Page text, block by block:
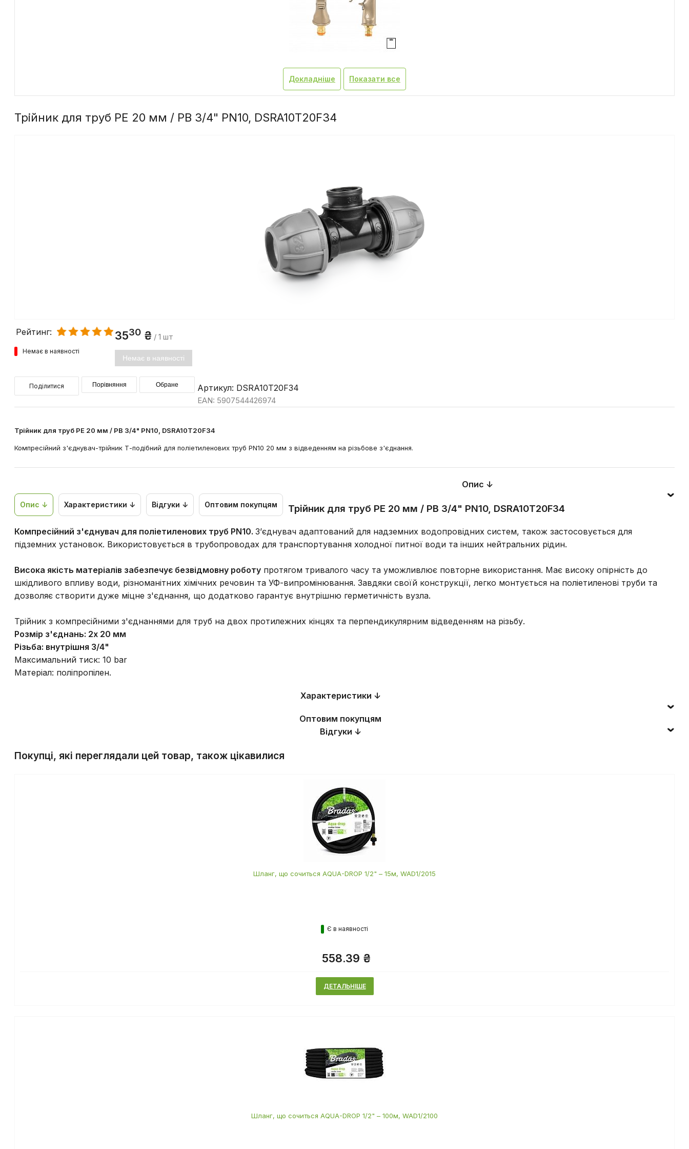
Докладніше Показати все
Трійник для труб PE 20 мм / РВ 3/4" PN10, DSRA10T20F34
Рейтинг:
Немає в наявності
3530 ₴ / 1 шт
Немає в наявності
Поділитися Порівняння Обране Артикул: DSRA10T20F34
EAN: 5907544426974
Трійник для труб PE 20 мм / РВ 3/4" PN10, DSRA10T20F34
Компресійний з'єднувач-трійник Т-подібний для поліетиленових труб PN10 20 мм з відведенням на різьбове з'єднання.
Опис ↓ Характеристики ↓ Відгуки ↓ Оптовим покупцям
Опис ↓
Трійник для труб PE 20 мм / РВ 3/4" PN10, DSRA10T20F34
Компресійний з'єднувач для поліетиленових труб PN10. З’єднувач адаптований для надземних водопровідних систем, також застосовується для
підземних установок. Використовується в трубопроводах для транспортування холодної питної води та інших нейтральних рідин.
Висока якість матеріалів забезпечує безвідмовну роботу протягом тривалого часу та уможливлює повторне використання. Має високу опірність до
шкідливого впливу води, різноманітних хімічних речовин та УФ-випромінювання. Завдяки своїй конструкції, легко монтується на поліетиленові труби та
дозволяє створити дуже міцне з'єднання, що додатково гарантує внутрішню герметичність вузла.
Трійник з компресійними з'єднаннями для труб на двох протилежних кінцях та перпендикулярним відведенням на різьбу.
Розмір з'єднань: 2х 20 мм
Різьба: внутрішня 3/4"
Максимальний тиск: 10 bar
Матеріал: поліпропілен.
Характеристики ↓
Оптовим покупцям
Відгуки ↓
Покупці, які переглядали цей товар, також цікавилися
Шланг, що сочиться AQUA-DROP 1/2" – 15м, WAD1/2015
Є в наявності
558.39 ₴
ДЕТАЛЬНІШЕ
Шланг, що сочиться AQUA-DROP 1/2" – 100м, WAD1/2100